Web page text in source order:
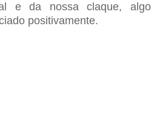
e da nossa claque, algo
positivamente.